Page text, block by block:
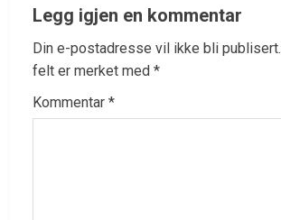
Legg igjen en kommentar
Din e-postadresse vil ikke bli publisert.
felt er merket med *
Kommentar *